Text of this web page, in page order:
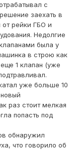
с
заехать в
от рейки ГБО и
Недолгие
была у
в строю как
1 клапан (уже
уже больше 10
раз стоит мелкая
попасть под
обнаружил
что говорило об